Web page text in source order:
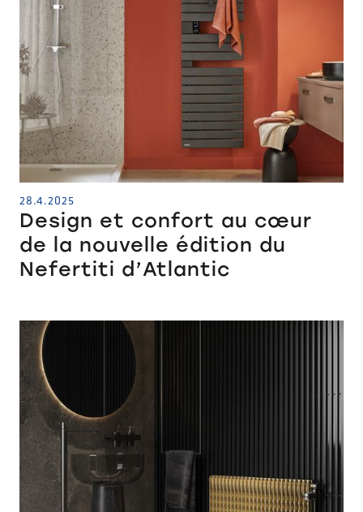
28.4.2025
Design et confort au cœur
de la nouvelle édition du
Nefertiti d’Atlantic